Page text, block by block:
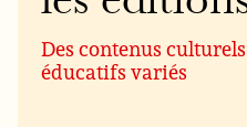
Des contenus
éducatifs variés